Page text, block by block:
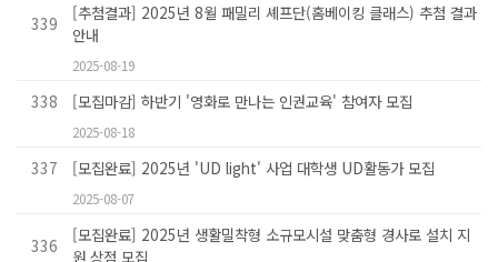
339
[추첨결과] 2025년 8월 패밀리 셰프단(홈베이킹 클래스) 추첨 결과
안내
2025-08-19
338 [모집마감] 하반기 '영화로 만나는 인권교육' 참여자 모집
2025-08-18
337 [모집완료] 2025년 'UD light' 사업 대학생 UD활동가 모집
2025-08-07
336
[모집완료] 2025년 생활밀착형 소규모시설 맞춤형 경사로 설치 지
원 상점 모집